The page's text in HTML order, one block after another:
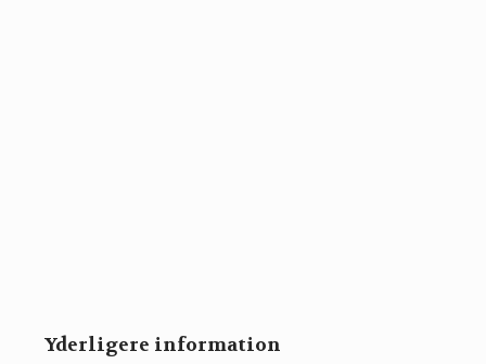
Yderligere information